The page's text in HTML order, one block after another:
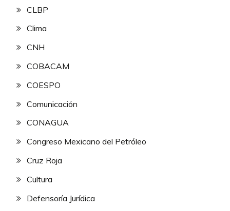
CLBP
Clima
CNH
COBACAM
COESPO
Comunicación
CONAGUA
Congreso Mexicano del Petróleo
Cruz Roja
Cultura
Defensoría Jurídica